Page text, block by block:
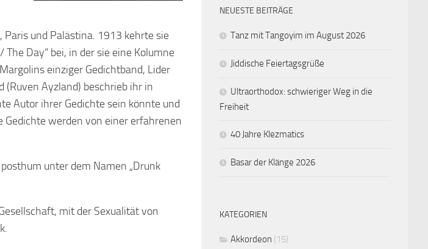
Paris und Palästina. 1913 kehrte sie
einziger Gedichtband, Lider
(Ruven Ayzland) beschrieb ihr in
Autor ihrer Gedichte sein könnte und
Gedichte werden von einer erfahrenen
unter dem Namen „Drunk
mit der Sexualität von
NEUESTE BEITRÄGE
Tanz mit Tangoyim im August 2026
Jiddische Feiertagsgrüße
Ultraorthodox: schwieriger Weg in die
Freiheit
40 Jahre Klezmatics
Basar der Klänge 2026
KATEGORIEN
Akkordeon (15)